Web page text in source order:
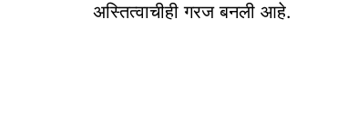
अस्तित्वाचीही गरज बनली आहे.